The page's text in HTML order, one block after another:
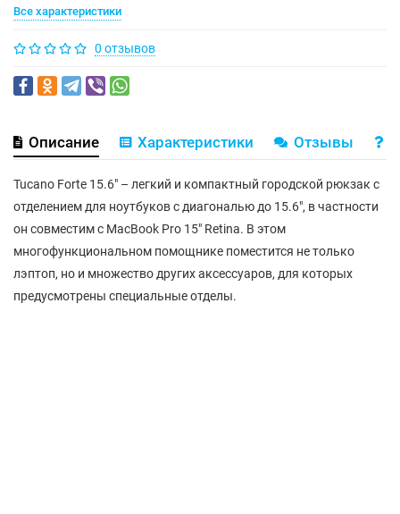
Все характеристики
0 отзывов
Описание Характеристики Отзывы
Tucano Forte 15.6" – легкий и компактный городской рюкзак с
отделением для ноутбуков с диагональю до 15.6", в частности
он совместим с MacBook Pro 15" Retina. В этом
многофункциональном помощнике поместится не только
лэптоп, но и множество других аксессуаров, для которых
предусмотрены специальные отделы.